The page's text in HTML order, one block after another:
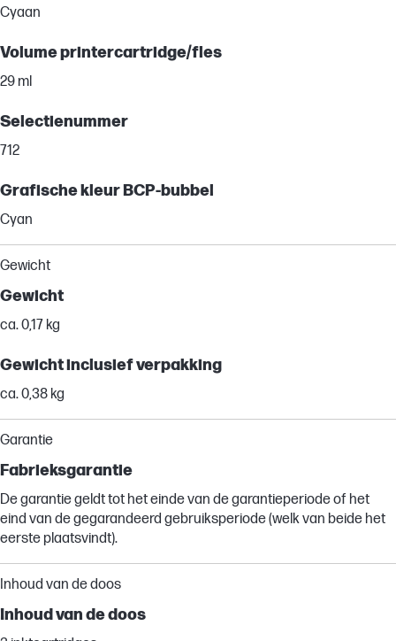
Cyaan
Volume printercartridge/fles
29 ml
Selectienummer
712
Grafische kleur BCP-bubbel
Cyan
Gewicht
Gewicht
ca. 0,17 kg
Gewicht inclusief verpakking
ca. 0,38 kg
Garantie
Fabrieksgarantie
De garantie geldt tot het einde van de garantieperiode of het
eind van de gegarandeerd gebruiksperiode (welk van beide het
eerste plaatsvindt).
Inhoud van de doos
Inhoud van de doos